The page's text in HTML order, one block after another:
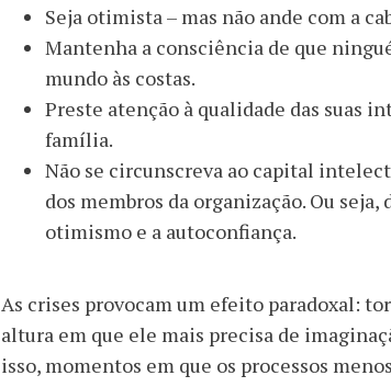
Seja otimista – mas não ande com a
Mantenha a consciência de que
mundo às costas.
Preste atenção à qualidade das suas
família.
Não se circunscreva ao capital
dos membros da organização. Ou
otimismo e a autoconfiança.
As crises provocam um efeito paradoxal:
altura em que ele mais precisa de
isso, momentos em que os processos